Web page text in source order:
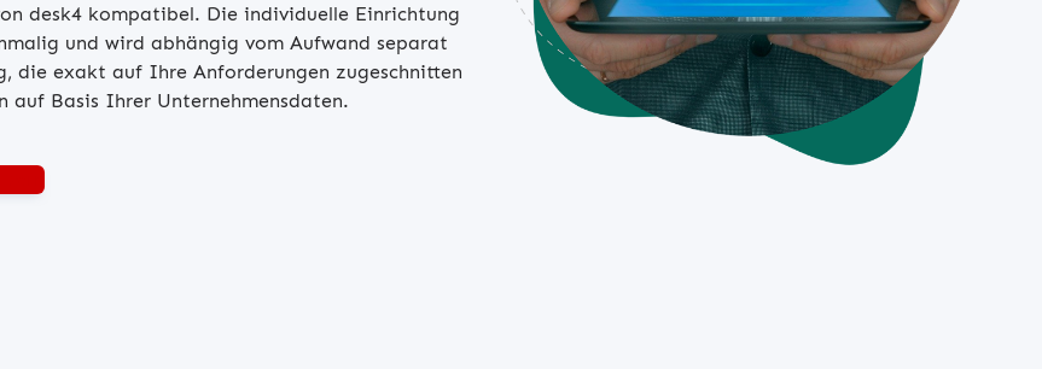
desk4 kompatibel. Die individuelle Einrichtung
und wird abhängig vom Aufwand separat
die exakt auf Ihre Anforderungen zugeschnitten
auf Basis Ihrer Unternehmensdaten.